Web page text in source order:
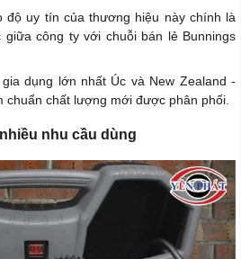
độ uy tín của thương hiệu này chính là
công ty với chuỗi bán lẻ Bunnings
dụng lớn nhất Úc và New Zealand -
chuẩn chất lượng mới được phân phối.
nhu cầu dùng